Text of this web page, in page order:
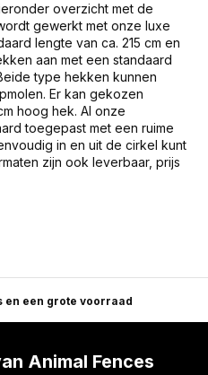
overzicht met de
gewerkt met onze luxe
lengte van ca. 215 cm en
aan met een standaard
type hekken kunnen
Er kan gekozen
hoog hek. Al onze
toegepast met een ruime
in en uit de cirkel kunt
zijn ook leverbaar, prijs
en een grote voorraad
Animal Fences